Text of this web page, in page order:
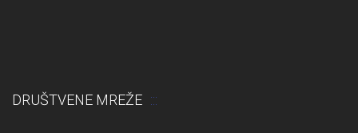
DRUŠTVENE MREŽE